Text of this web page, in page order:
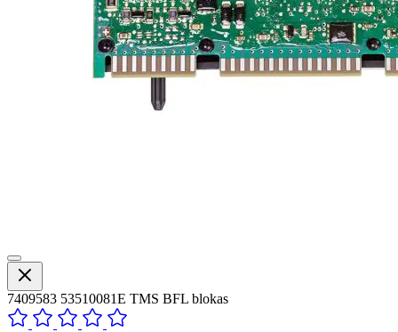
7409583 53510081E TMS BFL blokas